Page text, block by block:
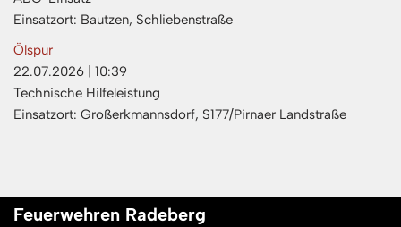
Einsatzort: Bautzen, Schliebenstraße
Ölspur
22.07.2026
10:39
Technische Hilfeleistung
Einsatzort: Großerkmannsdorf, S177/Pirnaer Landstraße
Feuerwehren Radeberg